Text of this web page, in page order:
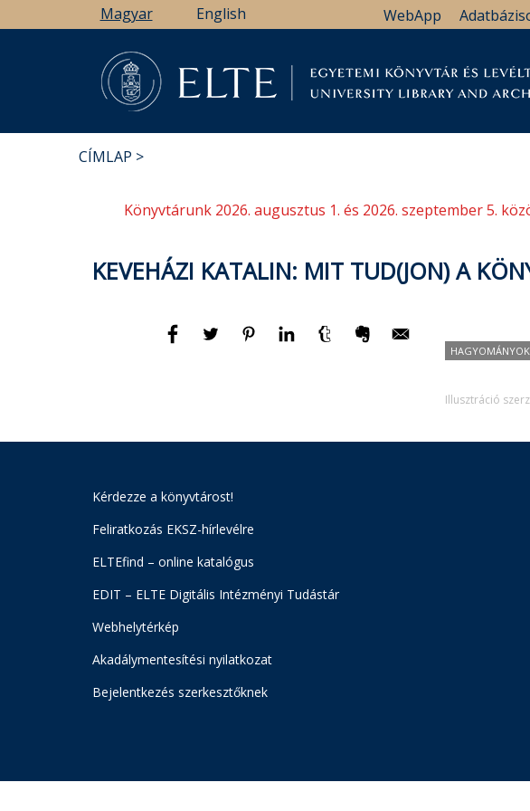
a
Magyar English WebApp
CÍMLAP
Könyvtárunk 2026. augusztus 1. és 2026. szeptember 5.
KEVEHÁZI KATALIN: MIT TUD(JON) A
Illusztráció
Kérdezze a könyvtárost!
Feliratkozás EKSZ-hírlevélre
ELTEfind – online katalógus
EDIT – ELTE Digitális Intézményi Tudástár
Webhelytérkép
Akadálymentesítési nyilatkozat
Bejelentkezés szerkesztőknek